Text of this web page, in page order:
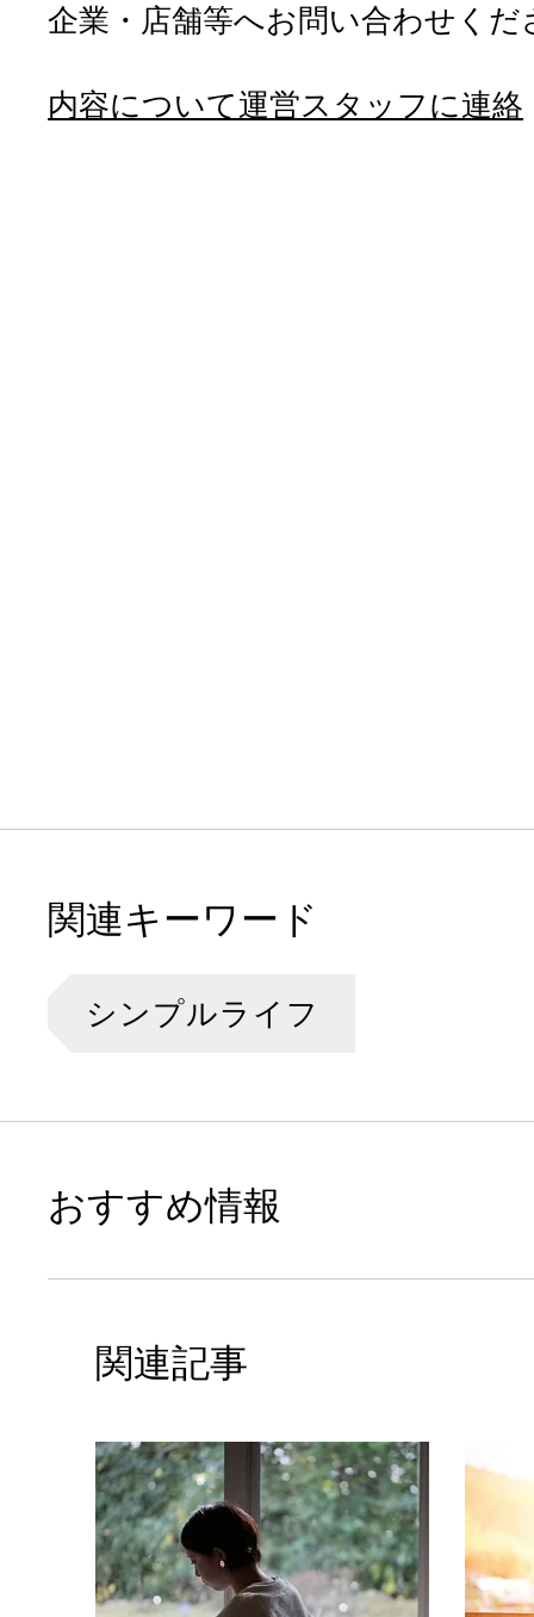
企業・店舗等へお問い合わせくだ
内容について運営スタッフに連絡
関連キーワード
シンプルライフ
おすすめ情報
関連記事